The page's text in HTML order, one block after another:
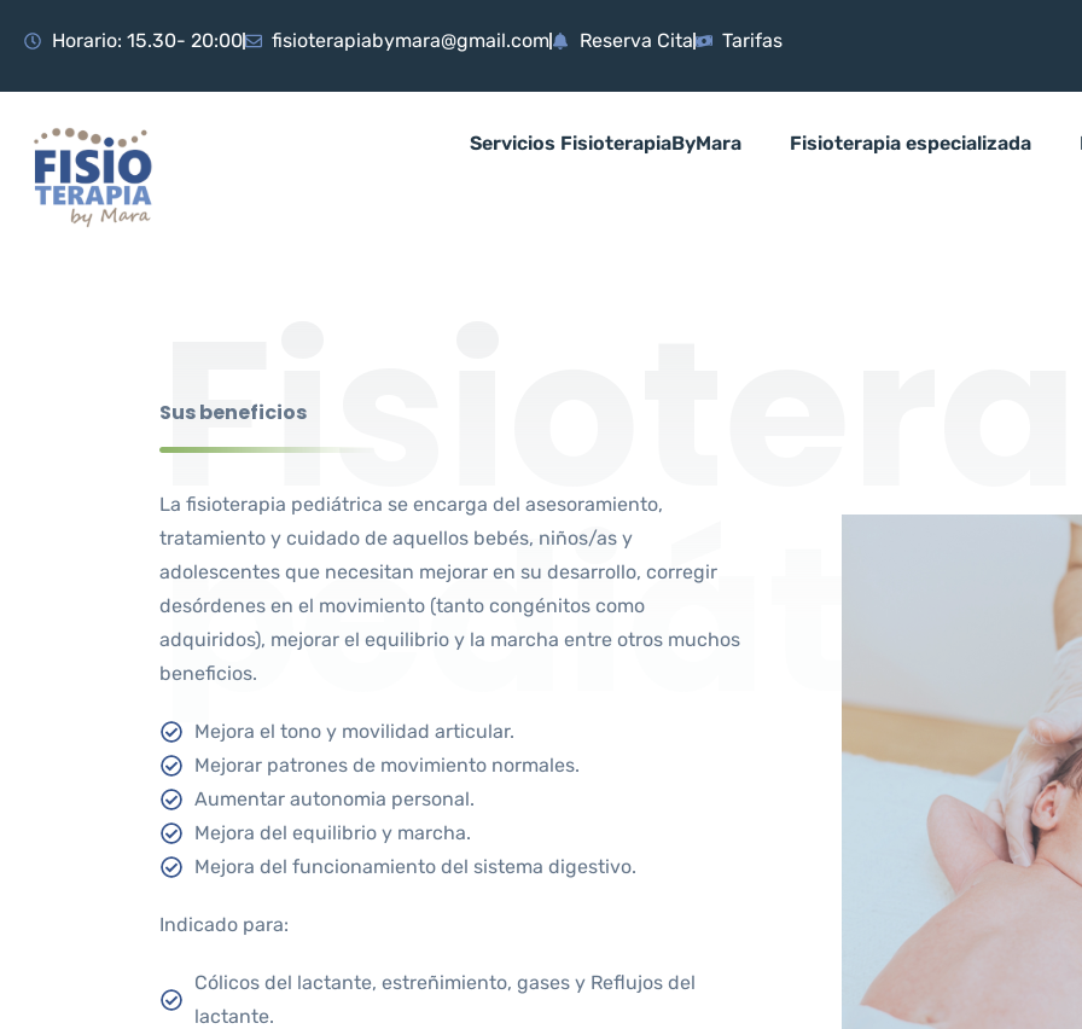
Horario: 15.30- 20:00 fisioterapiabymara@gmail.com Reserva Cita Tarifas
Servicios FisioterapiaByMara Fisioterapia especializada
Sus beneficios
La fisioterapia pediátrica se encarga del asesoramiento,
tratamiento y cuidado de aquellos bebés, niños/as y
adolescentes que necesitan mejorar en su desarrollo, corregir
desórdenes en el movimiento (tanto congénitos como
adquiridos), mejorar el equilibrio y la marcha entre otros muchos
beneficios.
Mejora el tono y movilidad articular.
Mejorar patrones de movimiento normales.
Aumentar autonomia personal.
Mejora del equilibrio y marcha.
Mejora del funcionamiento del sistema digestivo.
Indicado para:
Cólicos del lactante, estreñimiento, gases y Reflujos del
lactante.